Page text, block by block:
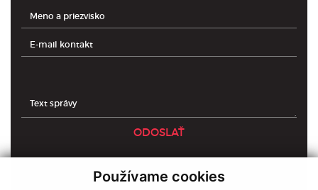
Používame cookies
ODOSLAŤ
Domov